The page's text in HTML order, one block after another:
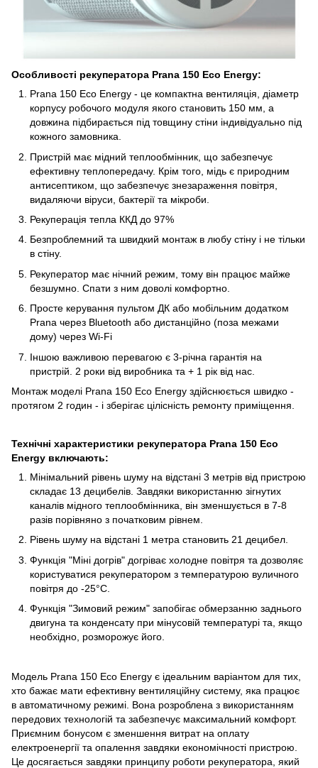
Особливості рекуператора Prana 150 Eco Energy:
Prana 150 Eco Energy - це компактна вентиляція, діаметр
корпусу робочого модуля якого становить 150 мм, а
довжина підбирається під товщину стіни індивідуально під
кожного замовника.
Пристрій має мідний теплообмінник, що забезпечує
ефективну теплопередачу. Крім того, мідь є природним
антисептиком, що забезпечує знезараження повітря,
видаляючи віруси, бактерії та мікроби.
Рекуперація тепла ККД до 97%
Безпроблемний та швидкий монтаж в любу стіну і не тільки
в стіну.
Рекуператор має нічний режим, тому він працює майже
безшумно. Спати з ним доволі комфортно.
Просте керування пультом ДК або мобільним додатком
Prana через Bluetooth або дистанційно (поза межами
дому) через Wi-Fi
Іншою важливою перевагою є 3-річна гарантія на
пристрій. 2 роки від виробника та + 1 рік від нас.
Монтаж моделі Prana 150 Eco Energy здійснюється швидко -
протягом 2 годин - і зберігає цілісність ремонту приміщення.
Технічні характеристики рекуператора Prana 150 Eco
Energy включають:
Мінімальний рівень шуму на відстані 3 метрів від пристрою
складає 13 децибелів. Завдяки використанню зігнутих
каналів мідного теплообмінника, він зменшується в 7-8
разів порівняно з початковим рівнем.
Рівень шуму на відстані 1 метра становить 21 децибел.
Функція "Міні догрів" догріває холодне повітря та дозволяє
користуватися рекуператором з температурою вуличного
повітря до -25°C.
Функція "Зимовий режим" запобігає обмерзанню заднього
двигуна та конденсату при мінусовій температурі та, якщо
необхідно, розморожує його.
Модель Prana 150 Eco Energy є ідеальним варіантом для тих,
хто бажає мати ефективну вентиляційну систему, яка працює
в автоматичному режимі. Вона розроблена з використанням
передових технологій та забезпечує максимальний комфорт.
Приємним бонусом є зменшення витрат на оплату
електроенергії та опалення завдяки економічності пристрою.
Це досягається завдяки принципу роботи рекуператора, який